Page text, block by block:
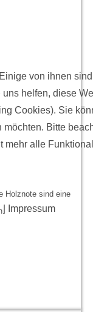
Holznote sind eine
von ihnen
helfen, diese
Cookies). Sie
Bitte
mehr alle
| Impressum